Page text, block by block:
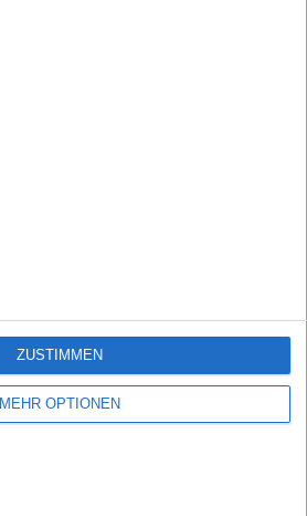
MEHR OPTIONEN
ZUSTIMMEN